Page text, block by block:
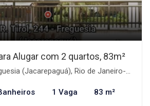
Alugar com 2 quartos, 83m²
(Jacarepaguá), Rio de Janeiro-RJ
1 Vaga 83 m²